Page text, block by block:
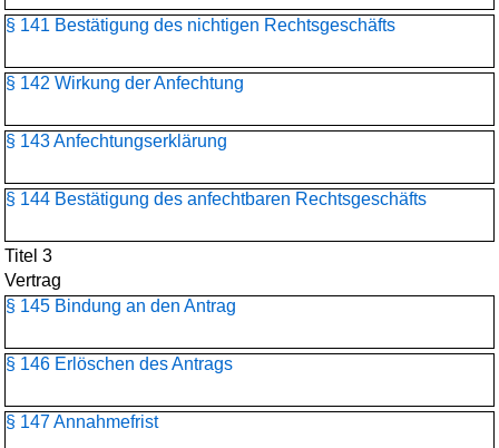
§ 141 Bestätigung des nichtigen Rechtsgeschäfts
§ 142 Wirkung der Anfechtung
§ 143 Anfechtungserklärung
§ 144 Bestätigung des anfechtbaren Rechtsgeschäfts
Titel 3
Vertrag
§ 145 Bindung an den Antrag
§ 146 Erlöschen des Antrags
§ 147 Annahmefrist